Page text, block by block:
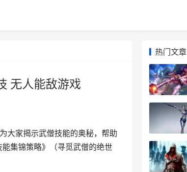
无人能敌游戏
大家揭示武僧技能的奥秘，帮助
集锦策略》（寻觅武僧的绝世
热门文章